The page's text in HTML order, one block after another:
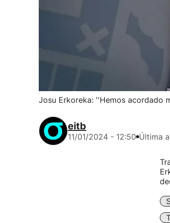
Josu Erkoreka: ''Hemos acordado
eitb
11/01/2024 - 12:50 Última